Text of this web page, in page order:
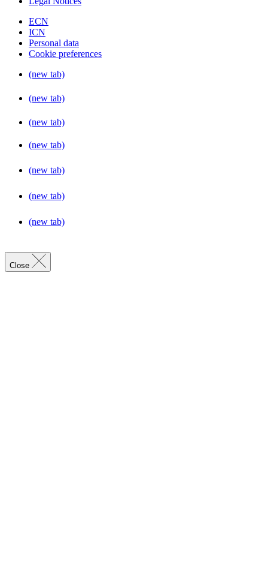
ECN
ICN
Personal data
Cookie preferences
(new tab)
(new tab)
(new tab)
(new tab)
(new tab)
(new tab)
(new tab)
Close